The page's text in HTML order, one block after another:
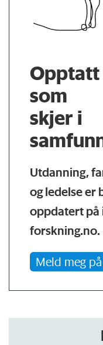
Opptatt
som
skjer i
Utdanning,
og ledelse er
oppdatert på
forskning.no.
Meld meg på